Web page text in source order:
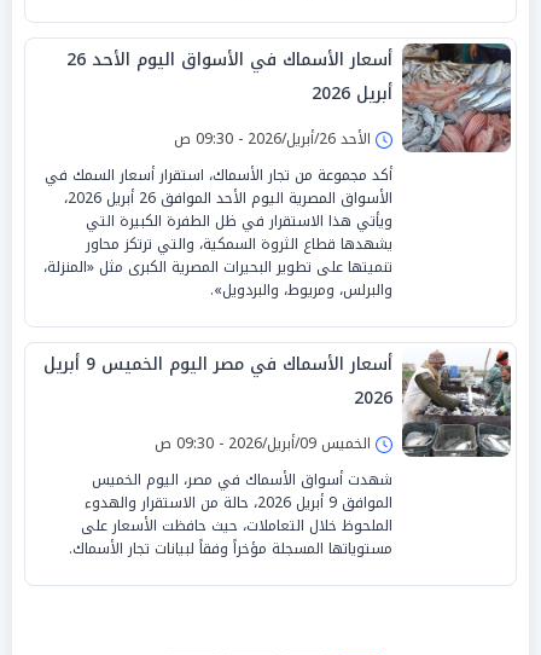
أسعار الأسماك في الأسواق اليوم الأحد 26
أبريل 2026
الأحد 26/أبريل/2026 - 09:30 ص
أكد مجموعة من تجار الأسماك، استقرار أسعار السمك في
الأسواق المصرية اليوم الأحد الموافق 26 أبريل 2026،
ويأتي هذا الاستقرار في ظل الطفرة الكبيرة التي
يشهدها قطاع الثروة السمكية، والتي ترتكز محاور
تنميتها على تطوير البحيرات المصرية الكبرى مثل «المنزلة،
والبرلس، ومريوط، والبردويل».
أسعار الأسماك في مصر اليوم الخميس 9 أبريل
2026
الخميس 09/أبريل/2026 - 09:30 ص
شهدت أسواق الأسماك في مصر، اليوم الخميس
الموافق 9 أبريل 2026، حالة من الاستقرار والهدوء
الملحوظ خلال التعاملات، حيث حافظت الأسعار على
مستوياتها المسجلة مؤخراً وفقاً لبيانات تجار الأسماك.